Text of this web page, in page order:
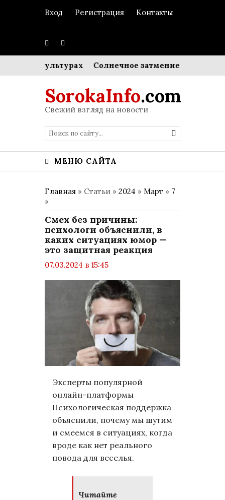
Вход Регистрация Контакты
культурах Солнечное затмение и
SorokaInfo.com
Свежий взгляд на новости
МЕНЮ САЙТА
Главная » Статьи » 2024 » Март » 7
»
Смех без причины:
психологи объяснили, в
каких ситуациях юмор —
это защитная реакция
07.03.2024 в 15:45
комментариев: 0
Статьи
Эксперты популярной
онлайн-платформы
Психологическая поддержка
объяснили, почему мы шутим
и смеемся в ситуациях, когда
вроде как нет реального
повода для веселья.
Читайте